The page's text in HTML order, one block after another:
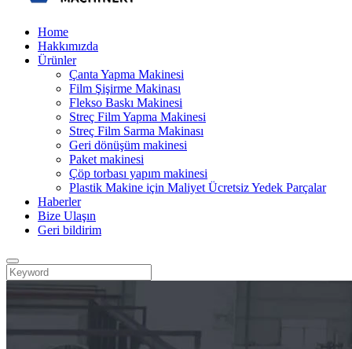
Home
Hakkımızda
Ürünler
Çanta Yapma Makinesi
Film Şişirme Makinası
Flekso Baskı Makinesi
Streç Film Yapma Makinesi
Streç Film Sarma Makinası
Geri dönüşüm makinesi
Paket makinesi
Çöp torbası yapım makinesi
Plastik Makine için Maliyet Ücretsiz Yedek Parçalar
Haberler
Bize Ulaşın
Geri bildirim